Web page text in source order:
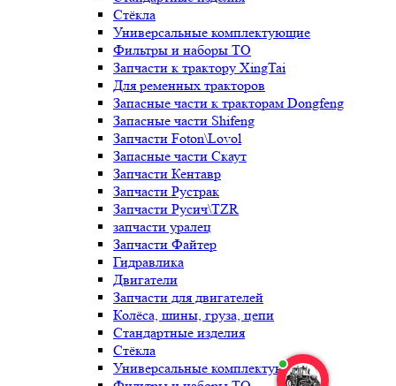
Стёкла
Универсальные комплектующие
Фильтры и наборы ТО
Запчасти к трактору XingTai
Для ременных тракторов
Запасные части к тракторам Dongfeng
Запасные части Shifeng
Запчасти Foton\Lovol
Запасные части Скаут
Запчасти Кентавр
Запчасти Рустрак
Запчасти Русич\TZR
запчасти уралец
Запчасти Файтер
Гидравлика
Двигатели
Запчасти для двигателей
Колёса, шины, груза, цепи
Стандартные изделия
Стёкла
Универсальные комплектующие